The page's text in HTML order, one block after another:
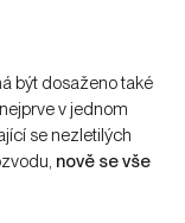
být dosaženo také
v jednom
se nezletilých
nově se vše